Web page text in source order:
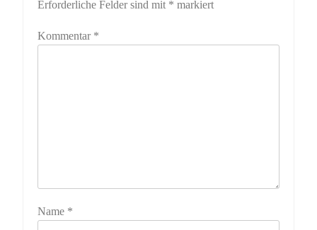
Erforderliche Felder sind mit * markiert
Kommentar *
Name *